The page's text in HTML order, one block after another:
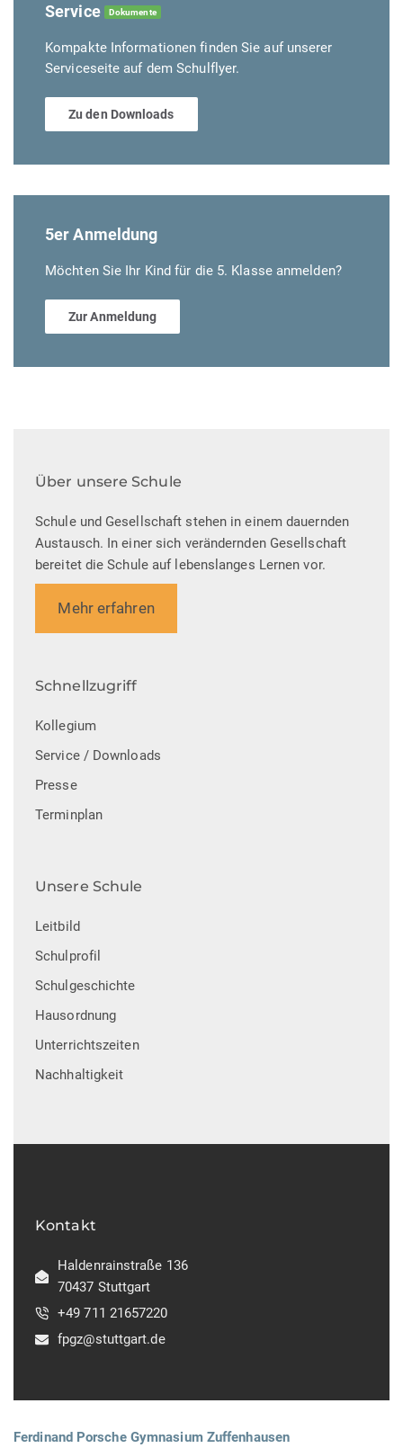
Service Dokumente
Kompakte Informationen finden Sie auf unserer
Serviceseite auf dem Schulflyer.
Zu den Downloads
5er Anmeldung
Möchten Sie Ihr Kind für die 5. Klasse anmelden?
Zur Anmeldung
Über unsere Schule
Schule und Gesellschaft stehen in einem dauernden
Austausch. In einer sich verändernden Gesellschaft
bereitet die Schule auf lebenslanges Lernen vor.
Mehr erfahren
Schnellzugriff
Kollegium
Service / Downloads
Presse
Terminplan
Unsere Schule
Leitbild
Schulprofil
Schulgeschichte
Hausordnung
Unterrichtszeiten
Nachhaltigkeit
Kontakt
Haldenrainstraße 136
70437 Stuttgart
+49 711 21657220
fpgz@stuttgart.de
Ferdinand Porsche Gymnasium Zuffenhausen